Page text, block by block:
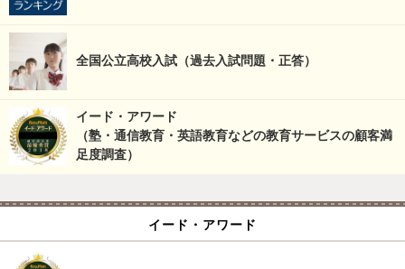
全国公立高校入試（過去入試問題・正答）
イード・アワード
（塾・通信教育・英語教育などの教育サービスの顧客満
足度調査）
イード・アワード